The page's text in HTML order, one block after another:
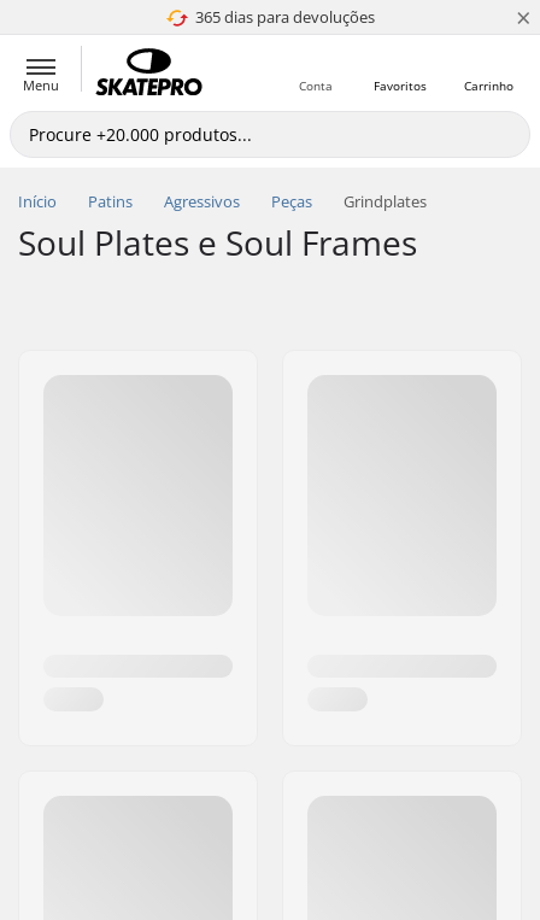
365 dias para devoluções
4.8 de 5 ×
Menu Carrinho
Favoritos
Conta
Início Patins Agressivos Peças Grindplates
Soul Plates e Soul Frames